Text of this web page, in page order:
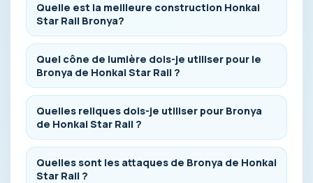
Quelle est la meilleure construction Honkai
Star Rail Bronya?
Quel cône de lumière dois-je utiliser pour le
Bronya de Honkai Star Rail ?
Quelles reliques dois-je utiliser pour Bronya
de Honkai Star Rail ?
Quelles sont les attaques de Bronya de Honkai
Star Rail ?